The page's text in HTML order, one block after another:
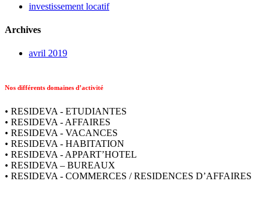
investissement locatif
Archives
avril 2019
Nos différents domaines d’activité
• RESIDEVA - ETUDIANTES
• RESIDEVA - AFFAIRES
• RESIDEVA - VACANCES
• RESIDEVA - HABITATION
• RESIDEVA - APPART’HOTEL
• RESIDEVA – BUREAUX
• RESIDEVA - COMMERCES / RESIDENCES D’AFFAIRES